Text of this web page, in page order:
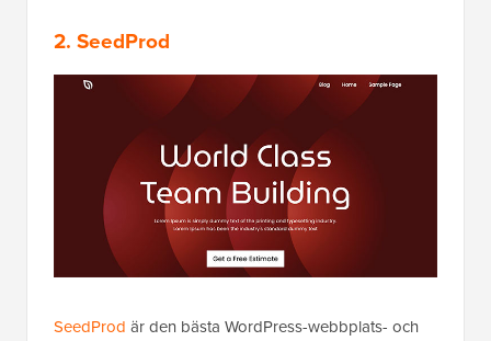
2. SeedProd
SeedProd är den bästa WordPress-webbplats- och